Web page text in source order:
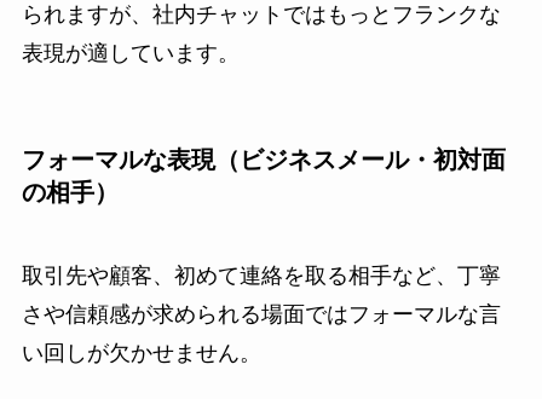
られますが、社内チャットではもっとフランクな
表現が適しています。
フォーマルな表現（ビジネスメール・初対面
の相手）
取引先や顧客、初めて連絡を取る相手など、丁寧
さや信頼感が求められる場面ではフォーマルな言
い回しが欠かせません。